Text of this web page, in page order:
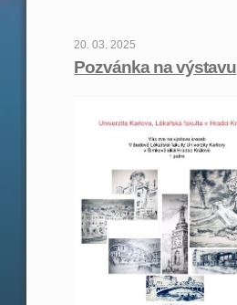
20. 03. 2025
Pozvánka na výstavu